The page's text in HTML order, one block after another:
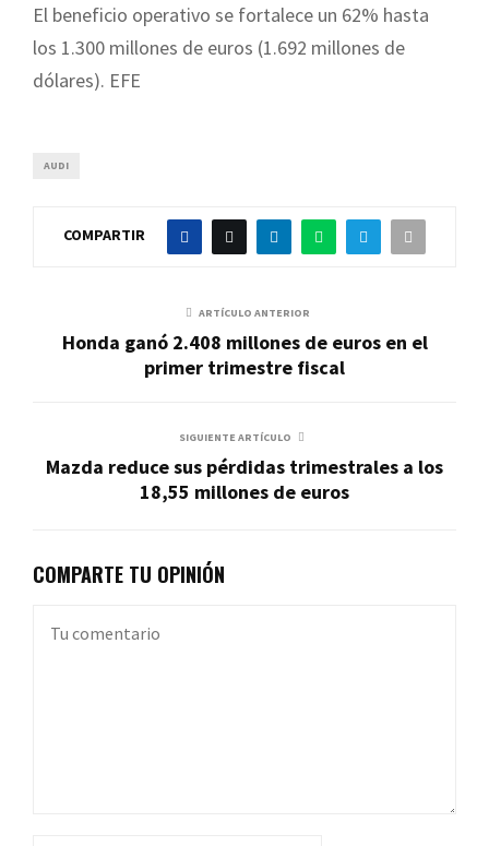
El beneficio operativo se fortalece un 62% hasta
los 1.300 millones de euros (1.692 millones de
dólares). EFE
AUDI
COMPARTIR
ARTÍCULO ANTERIOR
Honda ganó 2.408 millones de euros en el
primer trimestre fiscal
SIGUIENTE ARTÍCULO
Mazda reduce sus pérdidas trimestrales a los
18,55 millones de euros
COMPARTE TU OPINIÓN